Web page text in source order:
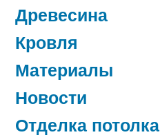
Древесина
Кровля
Материалы
Новости
Отделка потолка